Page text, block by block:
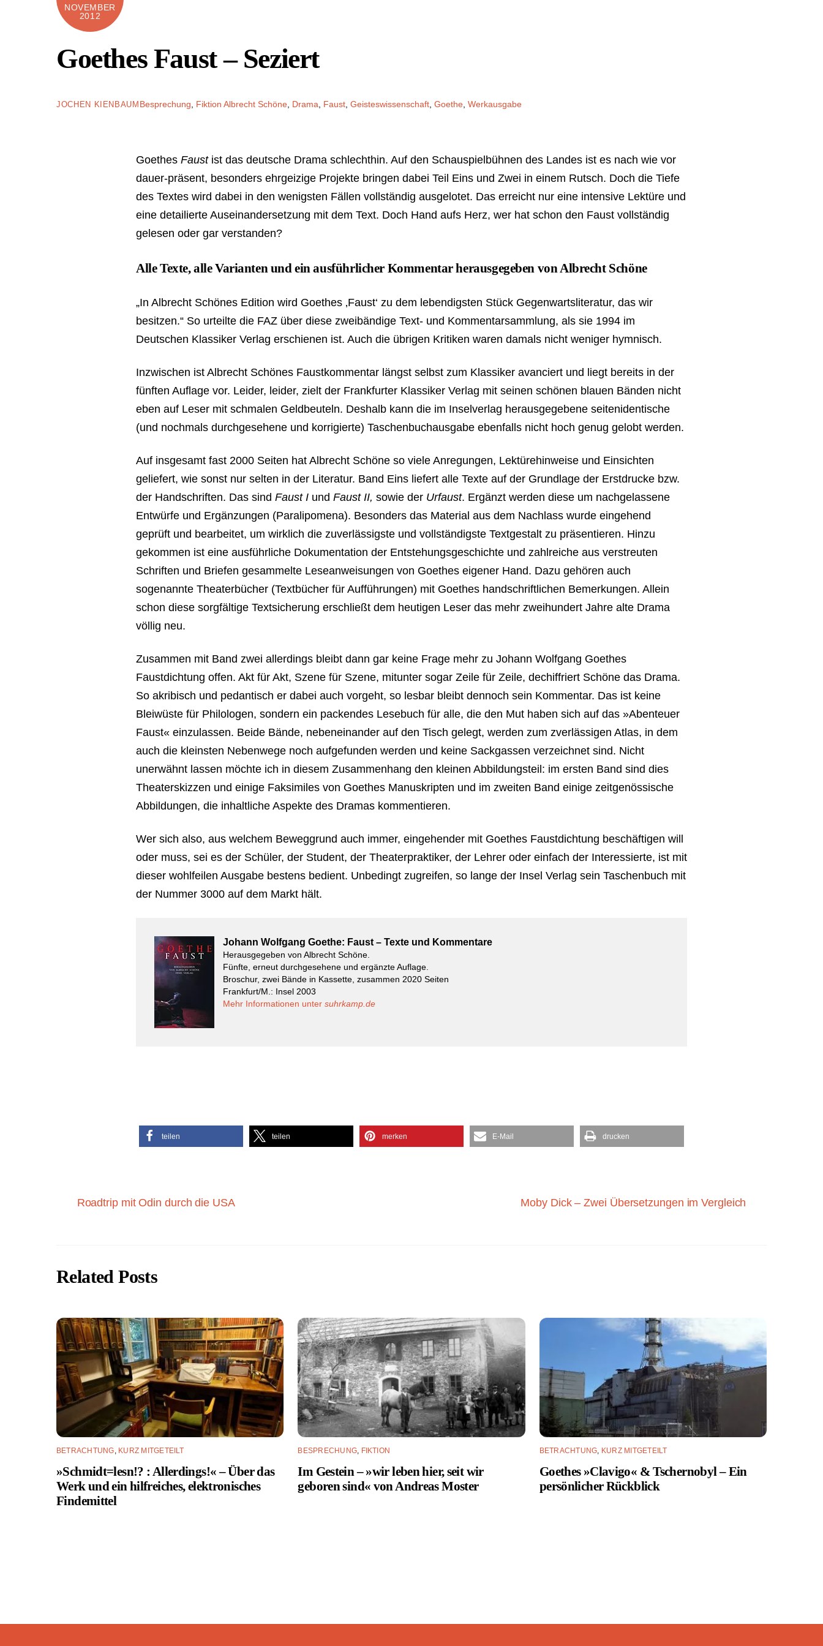
NOVEMBER
2012
Goethes Faust – Seziert
JOCHEN KIENBAUM Besprechung Fiktion Albrecht Schöne, Drama Faust, Geisteswissenschaft, Goethe, Werkausgabe
Goethes Faustist das deutsche Drama schlechthin. Auf den Schauspielbühnen des Landes ist es nach wie vor
dauer-präsent, besonders ehrgeizige Projekte bringen dabei Teil Eins und Zwei in einem Rutsch. Doch die Tiefe
des Textes wird dabei in den wenigsten Fällen vollständig ausgelotet. Das erreicht nur eine intensive Lektüre und
eine detailierte Auseinandersetzung mit dem Text. Doch Hand aufs Herz, wer hat schon den Faust vollständig
gelesen oder gar verstanden?
Alle Texte, alle Varianten und ein ausführlicher Kommentar herausgegeben von Albrecht Schöne
„In Albrecht Schönes Edition wird Goethes ‚Faust‘ zu dem lebendigsten Stück Gegenwartsliteratur, das wir
besitzen.“ So urteilte die FAZ über diese zweibändige Text- und Kommentarsammlung, als sie 1994 im
Deutschen Klassiker Verlag erschienen ist. Auch die übrigen Kritiken waren damals nicht weniger hymnisch.
Inzwischen ist Albrecht Schönes Faustkommentar längst selbst zum Klassiker avanciert und liegt bereits in der
fünften Auflage vor. Leider, leider, zielt der Frankfurter Klassiker Verlag mit seinen schönen blauen Bänden nicht
eben auf Leser mit schmalen Geldbeuteln. Deshalb kann die im Inselverlag herausgegebene seitenidentische
(und nochmals durchgesehene und korrigierte) Taschenbuchausgabe ebenfalls nicht hoch genug gelobt werden.
Auf insgesamt fast 2000 Seiten hat Albrecht Schöne so viele Anregungen, Lektürehinweise und Einsichten
geliefert, wie sonst nur selten in der Literatur. Band Eins liefert alle Texte auf der Grundlage der Erstdrucke bzw.
der Handschriften. Das sind Faust I und Faust II, sowie der Urfaust. Ergänzt werden diese um nachgelassene
Entwürfe und Ergänzungen (Paralipomena). Besonders das Material aus dem Nachlass wurde eingehend
geprüft und bearbeitet, um wirklich die zuverlässigste und vollständigste Textgestalt zu präsentieren. Hinzu
gekommen ist eine ausführliche Dokumentation der Entstehungsgeschichte und zahlreiche aus verstreuten
Schriften und Briefen gesammelte Leseanweisungen von Goethes eigener Hand. Dazu gehören auch
sogenannte Theaterbücher (Textbücher für Aufführungen) mit Goethes handschriftlichen Bemerkungen. Allein
schon diese sorgfältige Textsicherung erschließt dem heutigen Leser das mehr zweihundert Jahre alte Drama
völlig neu.
Zusammen mit Band zwei allerdings bleibt dann gar keine Frage mehr zu Johann Wolfgang Goethes
Faustdichtung offen. Akt für Akt, Szene für Szene, mitunter sogar Zeile für Zeile, dechiffriert Schöne das Drama.
So akribisch und pedantisch er dabei auch vorgeht, so lesbar bleibt dennoch sein Kommentar. Das ist keine
Bleiwüste für Philologen, sondern ein packendes Lesebuch für alle, die den Mut haben sich auf das »Abenteuer
Faust« einzulassen. Beide Bände, nebeneinander auf den Tisch gelegt, werden zum zverlässigen Atlas, in dem
auch die kleinsten Nebenwege noch aufgefunden werden und keine Sackgassen verzeichnet sind. Nicht
unerwähnt lassen möchte ich in diesem Zusammenhang den kleinen Abbildungsteil: im ersten Band sind dies
Theaterskizzen und einige Faksimiles von Goethes Manuskripten und im zweiten Band einige zeitgenössische
Abbildungen, die inhaltliche Aspekte des Dramas kommentieren.
Wer sich also, aus welchem Beweggrund auch immer, eingehender mit Goethes Faustdichtung beschäftigen will
oder muss, sei es der Schüler, der Student, der Theaterpraktiker, der Lehrer oder einfach der Interessierte, ist mit
dieser wohlfeilen Ausgabe bestens bedient. Unbedingt zugreifen, so lange der Insel Verlag sein Taschenbuch mit
der Nummer 3000 auf dem Markt hält.
Johann Wolfgang Goethe: Faust – Texte und Kommentare
Herausgegeben von Albrecht Schöne.
Fünfte, erneut durchgesehene und ergänzte Auflage.
Broschur, zwei Bände in Kassette, zusammen 2020 Seiten
Frankfurt/M.: Insel 2003
Mehr Informationen untersuhrkamp.de
teilen teilen merken E-Mail drucken
Roadtrip mit Odin durch die USA Moby Dick – Zwei Übersetzungen im Vergleich
Related Posts
BETRACHTUNG, KURZ MITGETEILT
»Schmidt=lesn!? : Allerdings!« – Über das
Werk und ein hilfreiches, elektronisches
Findemittel
BESPRECHUNG, FIKTION
Im Gestein – »wir leben hier, seit wir
geboren sind« von Andreas Moster
BETRACHTUNG, KURZ MITGETEILT
Goethes »Clavigo« & Tschernobyl – Ein
persönlicher Rückblick